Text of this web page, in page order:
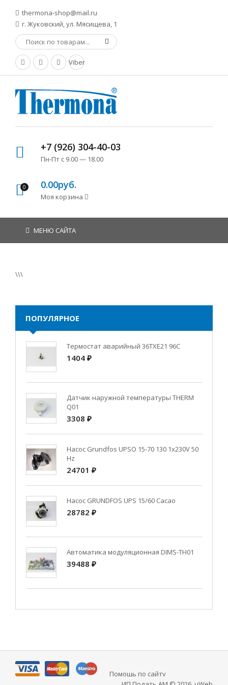
thermona-shop@mail.ru
г. Жуковский, ул. Мясищева, 1
Viber
+7 (926) 304-40-03
Пн-Пт с 9.00 — 18.00
0 0.00руб.
Моя корзина
МЕНЮ САЙТА
\\\
ПОПУЛЯРНОЕ
Термостат аварийный 36TXE21 96C
1404 ₽
Датчик наружной температуры THERM
Q01
3308 ₽
Насос Grundfos UPSO 15-70 130 1x230V 50
Hz
24701 ₽
Насос GRUNDFOS UPS 15/60 Cacao
28782 ₽
Автоматика модуляционная DIMS-TH01
39488 ₽
Помощь по сайту